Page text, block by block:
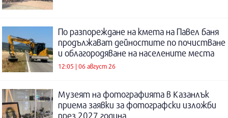
По разпореждане на кмета на Павел баня
продължават дейностите по почистване
и облагородяване на населените места
12:05 | 06 август 26
Музеят на фотографията в Казанлък
приема заявки за фотографски изложби
през 2027 година